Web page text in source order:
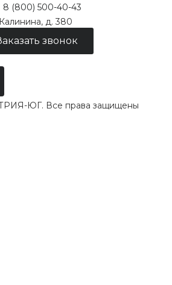
8 (800) 500-40-43
д. 380
звонок
ЮГ. Все права защищены